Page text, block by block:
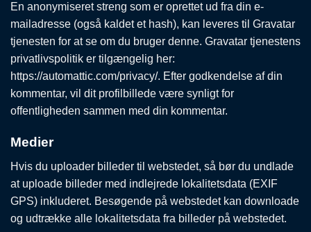
En anonymiseret streng som er oprettet ud fra din e-
mailadresse (også kaldet et hash), kan leveres til Gravatar
tjenesten for at se om du bruger denne. Gravatar tjenestens
privatlivspolitik er tilgængelig her:
https://automattic.com/privacy/. Efter godkendelse af din
kommentar, vil dit profilbillede være synligt for
offentligheden sammen med din kommentar.
Medier
Hvis du uploader billeder til webstedet, så bør du undlade
at uploade billeder med indlejrede lokalitetsdata (EXIF
GPS) inkluderet. Besøgende på webstedet kan downloade
og udtrække alle lokalitetsdata fra billeder på webstedet.